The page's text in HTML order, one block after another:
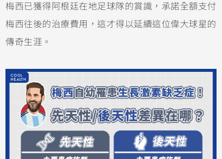
梅西已獲得阿根廷在地足球隊的賞識，承諾全額支付
梅西往後的治療費用，這才得以延續這位偉大球星的
傳奇生涯。